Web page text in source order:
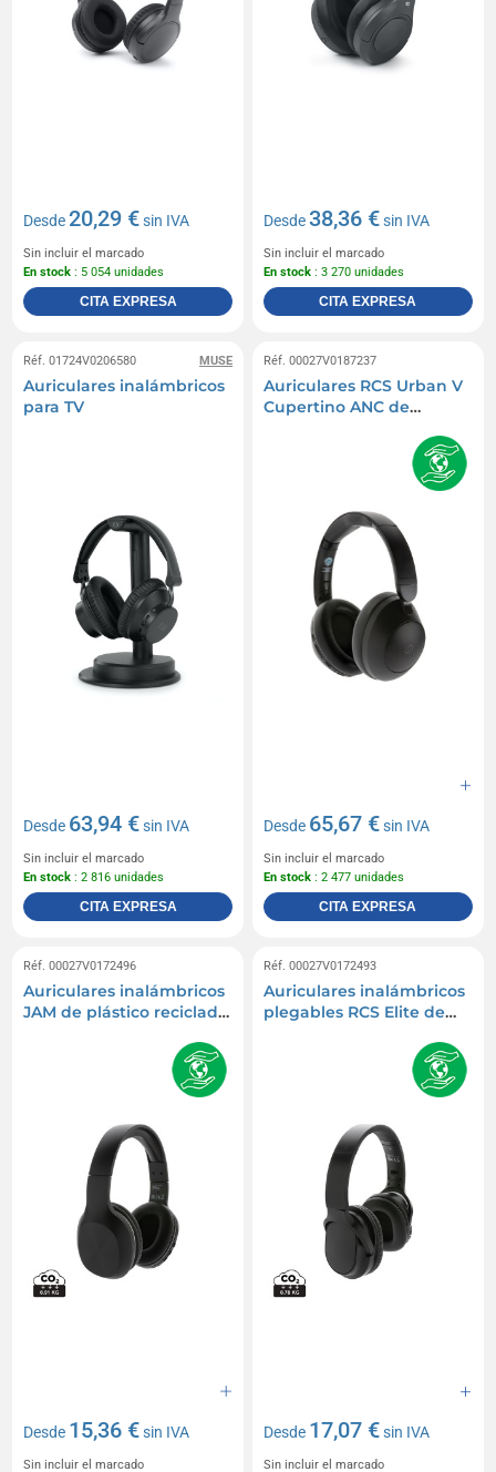
Desde20,29 €sin IVA
Sin incluir el marcado
En stock : 5 054 unidades
CITA EXPRESA
Desde38,36 €sin IVA
Sin incluir el marcado
En stock : 3 270 unidades
CITA EXPRESA
MUSE
Réf. 01724V0206580
Auriculares inalámbricos
para TV
Desde 63,94 €sin IVA
Sin incluir el marcado
En stock : 2 816 unidades
CITA EXPRESA
Réf. 00027V0187237
Auriculares RCS Urban V
Cupertino ANC de
Desde 65,67 €sin IVA
Sin incluir el marcado
En stock : 2 477 unidades
CITA EXPRESA
Réf. 00027V0172496
Auriculares inalámbricos
JAM de plástico reciclado
Desde 15,36 €sin IVA
Sin incluir el marcado
Réf. 00027V0172493
Auriculares inalámbricos
plegables RCS Elite de
Desde 17,07 €sin IVA
Sin incluir el marcado